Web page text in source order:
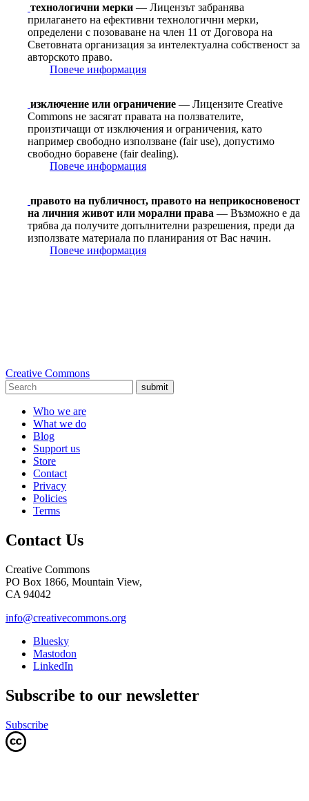
технологични мерки — Лицензът забранява
прилагането на ефективни технологични мерки,
определени с позоваване на член 11 от Договорa на
Световната организация за интелектуална собственост за
авторското право.
Повече информация
изключение или ограничение — Лицензите Creative
Commons не засягат правата на ползвателите,
произтичащи от изключения и ограничения, като
например свободно използване (fair use), допустимо
свободно боравене (fair dealing).
Повече информация
правото на публичност, правото на неприкосновеност
на личния живот или морални права — Възможно е да
трябва да получите допълнителни разрешения, преди да
използвате материала по планирания от Вас начин.
Повече информация
Creative Commons
submit
Who we are
What we do
Blog
Support us
Store
Contact
Privacy
Policies
Terms
Contact Us
Creative Commons
PO Box 1866, Mountain View,
CA 94042
info@creativecommons.org
Bluesky
Mastodon
LinkedIn
Subscribe to our newsletter
Subscribe